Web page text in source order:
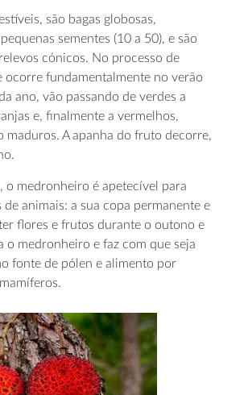
são bagas globosas,
sementes (10 a 50), e são
cónicos. No processo de
ocorre fundamentalmente no verão
ano, vão passando de verdes a
e, finalmente a vermelhos,
maduros. A apanha do fruto decorre,
o medronheiro é apetecível para
animais: a sua copa permanente e
flores e frutos durante o outono e
o medronheiro e faz com que seja
fonte de pólen e alimento por